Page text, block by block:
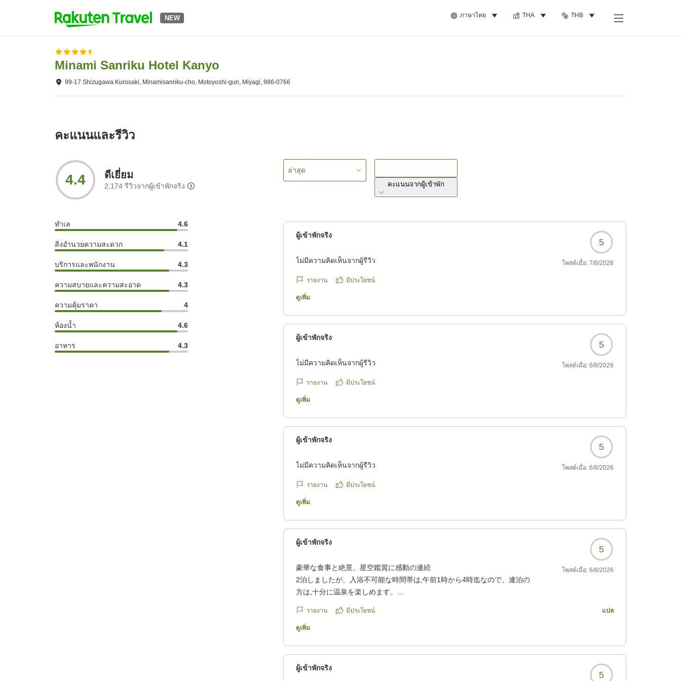
NEW ภาษาไทย THA THB
Minami Sanriku Hotel Kanyo
99-17 Shizugawa Kurosaki, Minamisanriku-cho, Motoyoshi-gun, Miyagi, 986-0766
คะแนนและรีวิว
4.4 ดีเยี่ยม
2,174 รีวิวจากผู้เข้าพักจริง
ทำเล 4.6
สิ่งอำนวยความสะดวก 4.1
บริการและพนักงาน 4.3
ความสบายและความสะอาด 4.3
ความคุ้มราคา 4
ห้องน้ำ 4.6
อาหาร 4.3
ล่าสุด
คะแนนจากผู้เข้าพัก
ผู้เข้าพักจริง
5
ไม่มีความคิดเห็นจากผู้รีวิว โพสต์เมื่อ: 7/8/2026
รายงาน มีประโยชน์
ดูเพิ่ม
ผู้เข้าพักจริง
5
ไม่มีความคิดเห็นจากผู้รีวิว โพสต์เมื่อ: 6/8/2026
รายงาน มีประโยชน์
ดูเพิ่ม
ผู้เข้าพักจริง
5
ไม่มีความคิดเห็นจากผู้รีวิว โพสต์เมื่อ: 6/8/2026
รายงาน มีประโยชน์
ดูเพิ่ม
ผู้เข้าพักจริง
5
豪華な食事と絶景、星空鑑賞に感動の連続
2泊しましたが、入浴不可能な時間帯は,午前1時から4時迄なので、連泊の
方は,十分に温泉を楽しめます。
ー、蟹とウニを炊き込んだご飯など、豪華でした。2日目は、鮑のオイスタ
ーソース中華炒めに蟹が一皿付きました。もちろんお刺身その他も美味し
部屋は海一望で、朝陽を拝み、露天風呂でも眩しい朝陽を浴びて入ること
ができました。サウナからも海が見えます。
โพสต์เมื่อ: 6/8/2026
รายงาน มีประโยชน์ แปล
ดูเพิ่ม
ผู้เข้าพักจริง
5